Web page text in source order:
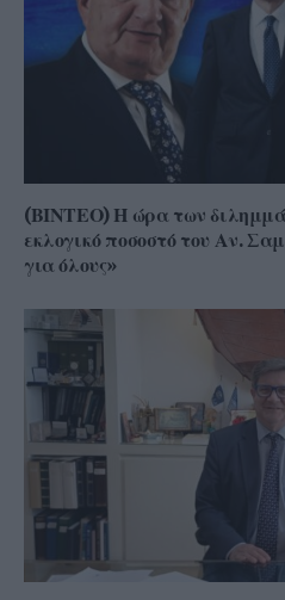
(ΒΙΝΤΕΟ) Η ώρα των
εκλογικό ποσοστό του Αν.
για όλους»